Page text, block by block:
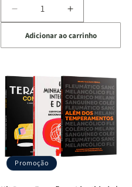
Diminuir
a
quantidade
de
Quarto
de
Guerra
Livro
+
Devocional
Aumentar
a
quantidade
de
Quarto
de
Guerra
|
Livro
+
Devocional
Adicionar ao carrinho
Promoção